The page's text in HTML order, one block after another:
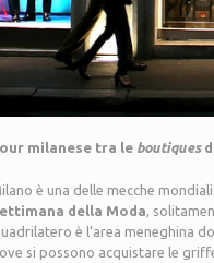
milanese tra le boutiques
è una delle mecche
della Moda ,
è l’area meneghina
si possono acquistare le